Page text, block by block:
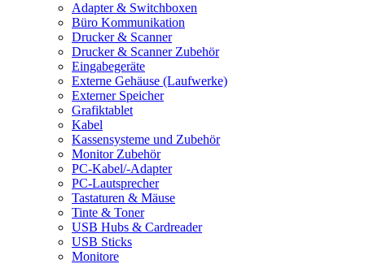
Adapter & Switchboxen
Büro Kommunikation
Drucker & Scanner
Drucker & Scanner Zubehör
Eingabegeräte
Externe Gehäuse (Laufwerke)
Externer Speicher
Grafiktablet
Kabel
Kassensysteme und Zubehör
Monitor Zubehör
PC-Kabel/-Adapter
PC-Lautsprecher
Tastaturen & Mäuse
Tinte & Toner
USB Hubs & Cardreader
USB Sticks
Monitore